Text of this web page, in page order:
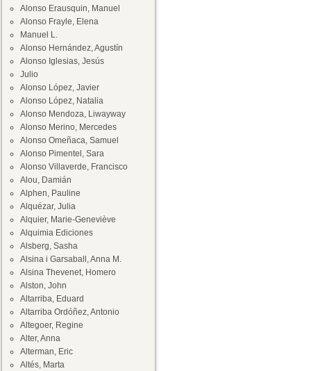
Alonso Erausquin, Manuel
Alonso Frayle, Elena
Manuel L.
Alonso Hernández, Agustín
Alonso Iglesias, Jesús
Julio
Alonso López, Javier
Alonso López, Natalia
Alonso Mendoza, Liwayway
Alonso Merino, Mercedes
Alonso Omeñaca, Samuel
Alonso Pimentel, Sara
Alonso Villaverde, Francisco
Alou, Damián
Alphen, Pauline
Alquézar, Julia
Alquier, Marie-Geneviève
Alquimia Ediciones
Alsberg, Sasha
Alsina i Garsaball, Anna M.
Alsina Thevenet, Homero
Alston, John
Altarriba, Eduard
Altarriba Ordóñez, Antonio
Altegoer, Regine
Alter, Anna
Alterman, Eric
Altés, Marta